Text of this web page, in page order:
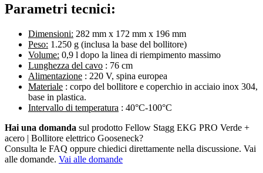
Parametri tecnici:
Dimensioni: 282 mm x 172 mm x 196 mm
Peso: 1.250 g (inclusa la base del bollitore)
Volume: 0,9 l dopo la linea di riempimento massimo
Lunghezza del cavo : 76 cm
Alimentazione : 220 V, spina europea
Materiale : corpo del bollitore e coperchio in acciaio inox 304,
base in plastica.
Intervallo di temperatura : 40°C-100°C
Hai una domanda sul prodotto Fellow Stagg EKG PRO Verde +
acero | Bollitore elettrico Gooseneck?
Consulta le FAQ oppure chiedici direttamente nella discussione. Vai
alle domande. Vai alle domande